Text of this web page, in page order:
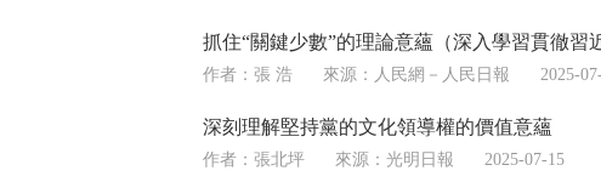
抓住“關鍵少數”的理論意蘊（深入學習貫徹習
作者：張 浩 來源： 人民網－人民日報 2025-
深刻理解堅持黨的文化領導權的價值意蘊
作者：張北坪 來源： 光明日報 2025-07-15